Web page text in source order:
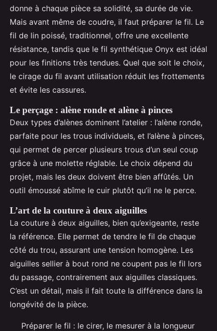
donne à chaque pièce sa solidité, sa durée de vie.
Mais avant même de coudre, il faut préparer le fil. Le
fil de lin poissé, traditionnel, offre une excellente
résistance, tandis que le fil synthétique Onyx est idéal
pour les finitions très tendues. Quel que soit le choix,
le cirage du fil avant utilisation réduit les frottements
et évite les cassures.
Le perçage : alène ronde et alène à pinces
Deux types d’alènes dominent l’atelier : l’alène ronde,
parfaite pour les trous individuels, et l’alène à pinces,
qui permet de percer plusieurs trous d’un seul coup
grâce à une molette réglable. Le choix dépend du
projet, mais les deux doivent être bien affûtés. Un
outil émoussé abîme le cuir plutôt qu’il ne le perce.
L’art de la couture à deux aiguilles
La couture à deux aiguilles, bien qu’exigeante, reste
la référence. Elle permet de tendre le fil de chaque
côté du trou, assurant une tension homogène. Les
aiguilles sellier à bout rond ne coupent pas le fil lors
du passage, contrairement aux aiguilles classiques.
C’est un détail, mais il fait toute la différence dans la
longévité de la pièce.
Préparer le fil : le cirer, le mesurer à la longueur